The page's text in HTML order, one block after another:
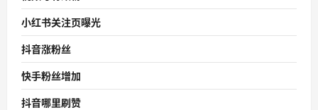
小红书关注页曝光
抖音涨粉丝
快手粉丝增加
抖音哪里刷赞